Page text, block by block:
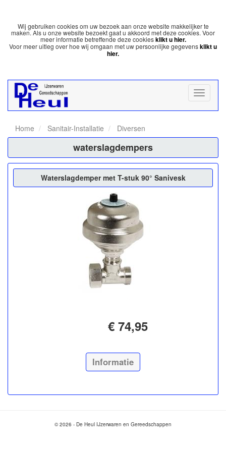
Wij gebruiken cookies om uw bezoek aan onze website makkelijker te
maken. Als u onze website bezoekt gaat u akkoord met deze cookies. Voor
meer informatie betreffende deze cookiesklikt u hier.
Voor meer uitleg over hoe wij omgaan met uw persoonlijke gegevensklikt u
hier.
Home Sanitair-Installatie Diversen
waterslagdempers
Waterslagdemper met T-stuk 90° Sanivesk
€ 74,95
Informatie
© 2026 - De Heul IJzerwaren en Gereedschappen